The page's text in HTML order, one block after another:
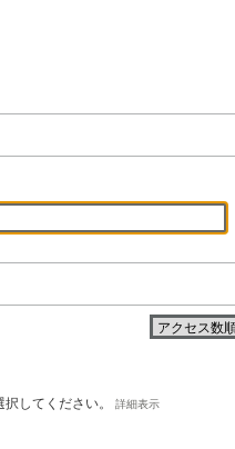
してください。 詳細表示